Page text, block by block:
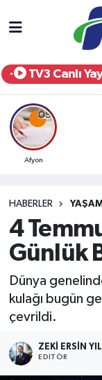
TV3 Canlı
Afyon
HABERLER
4
Günlük
Dünya
kulağı bugün
çevrildi.
ZEKI ERSIN
EDITÖR
Yurt Haber
Afyon
Ekonomi
Siyaset
Eğitim
Sağlık
Teknoloji
Tüm
Son
Haber